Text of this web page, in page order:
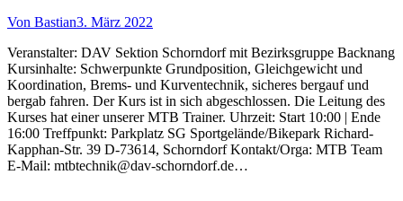
Von Bastian3. März 2022
Veranstalter: DAV Sektion Schorndorf mit Bezirksgruppe Backnang
Kursinhalte: Schwerpunkte Grundposition, Gleichgewicht und
Koordination, Brems- und Kurventechnik, sicheres bergauf und
bergab fahren. Der Kurs ist in sich abgeschlossen. Die Leitung des
Kurses hat einer unserer MTB Trainer. Uhrzeit: Start 10:00 | Ende
16:00 Treffpunkt: Parkplatz SG Sportgelände/Bikepark Richard-
Kapphan-Str. 39 D-73614, Schorndorf Kontakt/Orga: MTB Team
E-Mail: mtbtechnik@dav-schorndorf.de…